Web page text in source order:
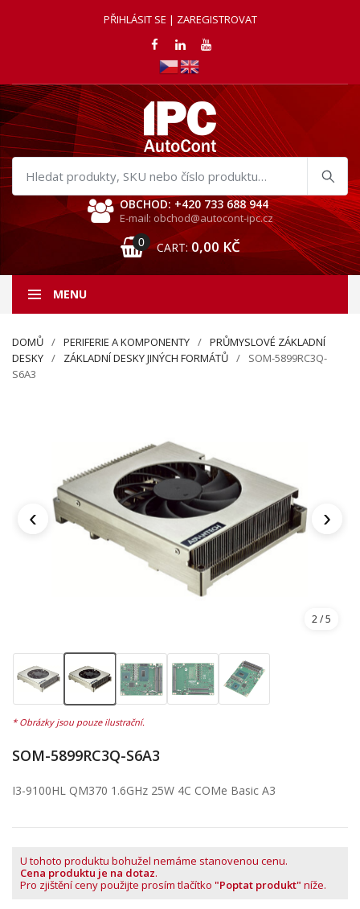
PŘIHLÁSIT SE | ZAREGISTROVAT
Hledat
produkty
OBCHOD: +420 733 688 944
E-mail: obchod@autocont-ipc.cz
0 CART: 0,00 KČ
MENU
DOMŮ PERIFERIE A KOMPONENTY
PRŮMYSLOVÉ ZÁKLADNÍ
DESKY
ZÁKLADNÍ DESKY JINÝCH FORMÁTŮ
SOM-5899RC3Q-
S6A3
‹ ›
2/ 5
SOM-5899RC3Q-S6A3
I3-9100HL QM370 1.6GHz 25W 4C COMe Basic A3
U tohoto produktu bohužel nemáme stanovenou cenu.
Cena produktu je na dotaz.
Pro zjištění ceny použijte prosím tlačítko "Poptat produkt" níže.